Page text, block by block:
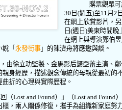
購票觀眾
30 日(週五)至11月2
在網上欣賞影片，
日(週日)美東時間晚
在網上與導演鄭伯昱
「永發街事 」的陳濟舟將應邀與談。
由徐立功監製、金馬影后歸亞蕾主演、
身經歷，描述觀念傳統的母親從最初的
折的心理與實際歷程。
（Lost and Found）」（Lost and Found
，兩人關係修復，攜手為組織新家庭努